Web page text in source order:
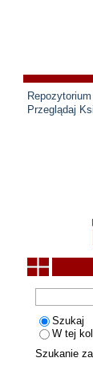
Przeglądaj
Szukaj
W tej
Szukanie